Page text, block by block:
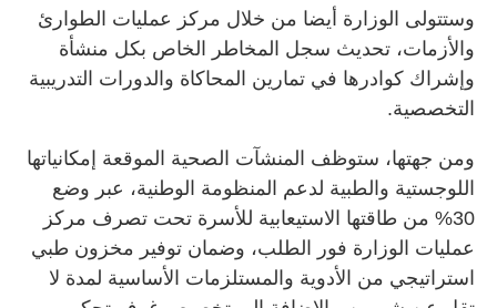
وستتولى الوزارة أيضا من خلال مركز عمليات الطوارئ
والأزمات، تحديث سجل المخاطر الخاص بكل منشأة
وإشراك كوادرها في تمارين المحاكاة والدورات التدريبية
التخصصية.
ومن جهتها، ستوظف المنشآت الصحية الموقعة إمكانياتها
اللوجستية والطبية لدعم المنظومة الوطنية، عبر وضع
30% من طاقتها الاستيعابية للأسرة تحت تصرف مركز
عمليات الوزارة فور الطلب، وضمان توفير مخزون طبي
استراتيجي من الأدوية والمستلزمات الأساسية لمدة لا